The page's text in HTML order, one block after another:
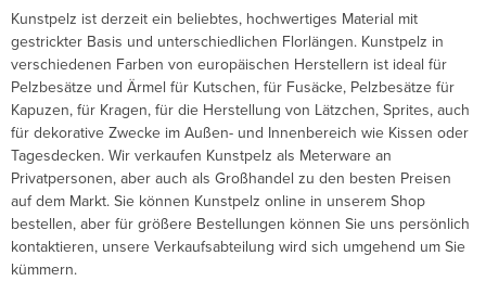
Kunstpelz ist derzeit ein beliebtes, hochwertiges Material mit
gestrickter Basis und unterschiedlichen Florlängen. Kunstpelz in
verschiedenen Farben von europäischen Herstellern ist ideal für
Pelzbesätze und Ärmel für Kutschen, für Fusäcke, Pelzbesätze für
Kapuzen, für Kragen, für die Herstellung von Lätzchen, Sprites, auch
für dekorative Zwecke im Außen- und Innenbereich wie Kissen oder
Tagesdecken. Wir verkaufen Kunstpelz als Meterware an
Privatpersonen, aber auch als Großhandel zu den besten Preisen
auf dem Markt. Sie können Kunstpelz online in unserem Shop
bestellen, aber für größere Bestellungen können Sie uns persönlich
kontaktieren, unsere Verkaufsabteilung wird sich umgehend um Sie
kümmern.